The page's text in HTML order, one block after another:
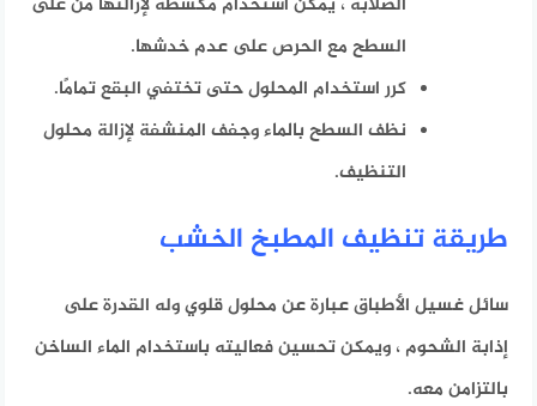
السطح مع الحرص على عدم خدشها.
كرر استخدام المحلول حتى تختفي البقع تمامًا.
نظف السطح بالماء وجفف المنشفة لإزالة محلول
التنظيف.
طريقة تنظيف المطبخ الخشب
سائل غسيل الأطباق عبارة عن محلول قلوي وله القدرة على
إذابة الشحوم ، ويمكن تحسين فعاليته باستخدام الماء الساخن
بالتزامن معه.